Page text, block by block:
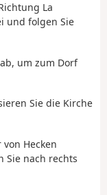
La
und folgen Sie
um zum Dorf
Sie die Kirche
Hecken
Sie nach rechts